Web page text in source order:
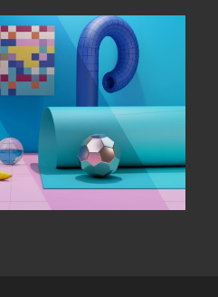
Character Sculpting